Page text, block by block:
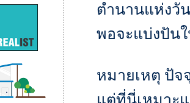
ตำนานแห่งวั
พอจะแบ่งปัน
หมายเหตุ ปัจ
แต่ที่นี่เหมาะ